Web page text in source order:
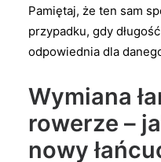
Pamiętaj, że ten sam
przypadku, gdy
odpowiednia dla
Wymiana
rowerze –
nowy